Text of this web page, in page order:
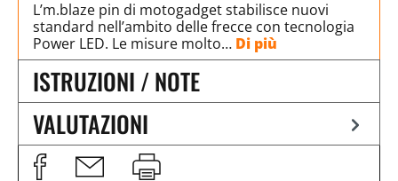
L’m.blaze pin di motogadget stabilisce nuovi
standard nell’ambito delle frecce con tecnologia
Power LED. Le misure molto… Di più
ISTRUZIONI / NOTE
VALUTAZIONI